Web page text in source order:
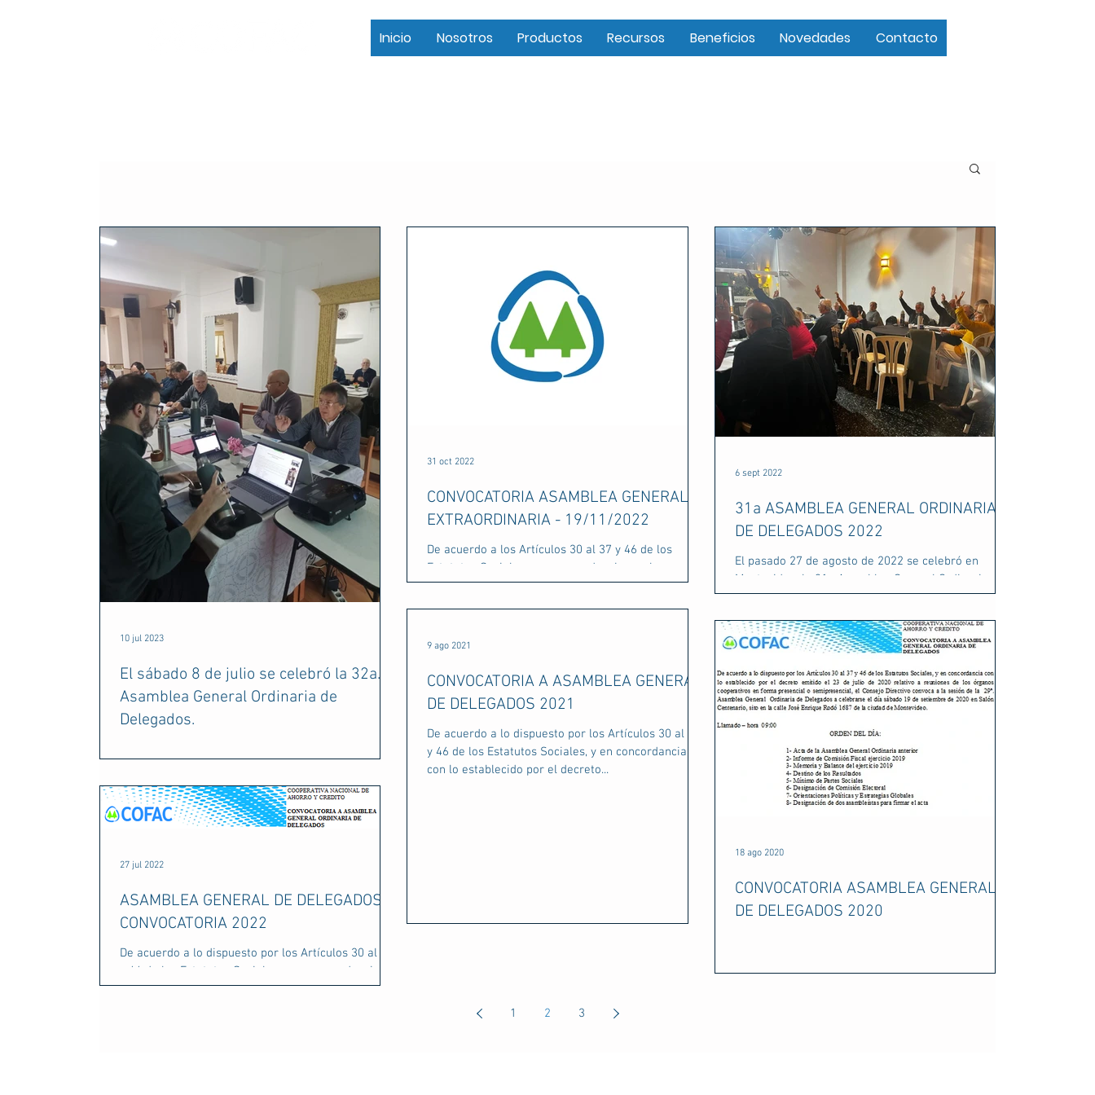
Inicio Nosotros Productos Recursos Beneficios Novedades Contacto
El sábado 8 de julio se celebró la 32a.
Asamblea General Ordinaria de
Delegados.
informó a los sres asambleístas de lo...
10 jul 2023
CONVOCATORIA ASAMBLEA GENERAL
EXTRAORDINARIA - 19/11/2022
De acuerdo a los Artículos 30 al 37 y 46 de los
Estatutos Sociales y en concordancia con lo
establecido por el decreto emitido el 23 de...
31 oct 2022
31a ASAMBLEA GENERAL ORDINARIA
DE DELEGADOS 2022
El pasado 27 de agosto de 2022 se celebró en
Montevideo, la 31a Asamblea General Ordinaria de
Delegados de COFAC. Como todos los años, la...
6 sept 2022
ASAMBLEA GENERAL DE DELEGADOS -
CONVOCATORIA 2022
De acuerdo a lo dispuesto por los Artículos 30 al 37
y 46 de los Estatutos Sociales, y en concordancia
con lo establecido por el decreto...
27 jul 2022
CONVOCATORIA A ASAMBLEA GENERAL
DE DELEGADOS 2021
De acuerdo a lo dispuesto por los Artículos 30 al 37
y 46 de los Estatutos Sociales, y en concordancia
con lo establecido por el decreto...
9 ago 2021
CONVOCATORIA ASAMBLEA GENERAL
DE DELEGADOS 2020
18 ago 2020
1 2 3